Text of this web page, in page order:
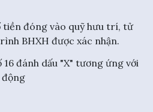
tiền đóng vào quỹ hưu trí, tử
BHXH được xác nhận.
đánh dấu "X" tương ứng với